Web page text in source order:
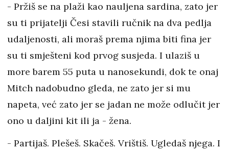
- Pržiš se na plaži kao nauljena sardina, zato jer
su ti prijatelji Česi stavili ručnik na dva pedlja
udaljenosti, ali moraš prema njima biti fina jer
su ti smješteni kod prvog susjeda. I ulaziš u
more barem 55 puta u nanosekundi, dok te onaj
Mitch nadobudno gleda, ne zato jer si mu
napeta, već zato jer se jadan ne može odlučit jer
ono u daljini kit ili ja - žena.
- Partijaš. Plešeš. Skačeš. Vrištiš. Ugledaš njega. I